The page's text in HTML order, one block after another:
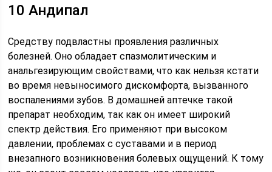
10 Андипал
Средству подвластны проявления различных
болезней. Оно обладает спазмолитическим и
анальгезирующим свойствами, что как нельзя кстати
во время невыносимого дискомфорта, вызванного
воспалениями зубов. В домашней аптечке такой
препарат необходим, так как он имеет широкий
спектр действия. Его применяют при высоком
давлении, проблемах с суставами и в период
внезапного возникновения болевых ощущений. К тому